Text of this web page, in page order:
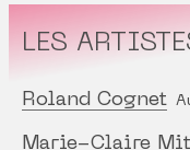
LES
Roland Cognet
Marie-Claire